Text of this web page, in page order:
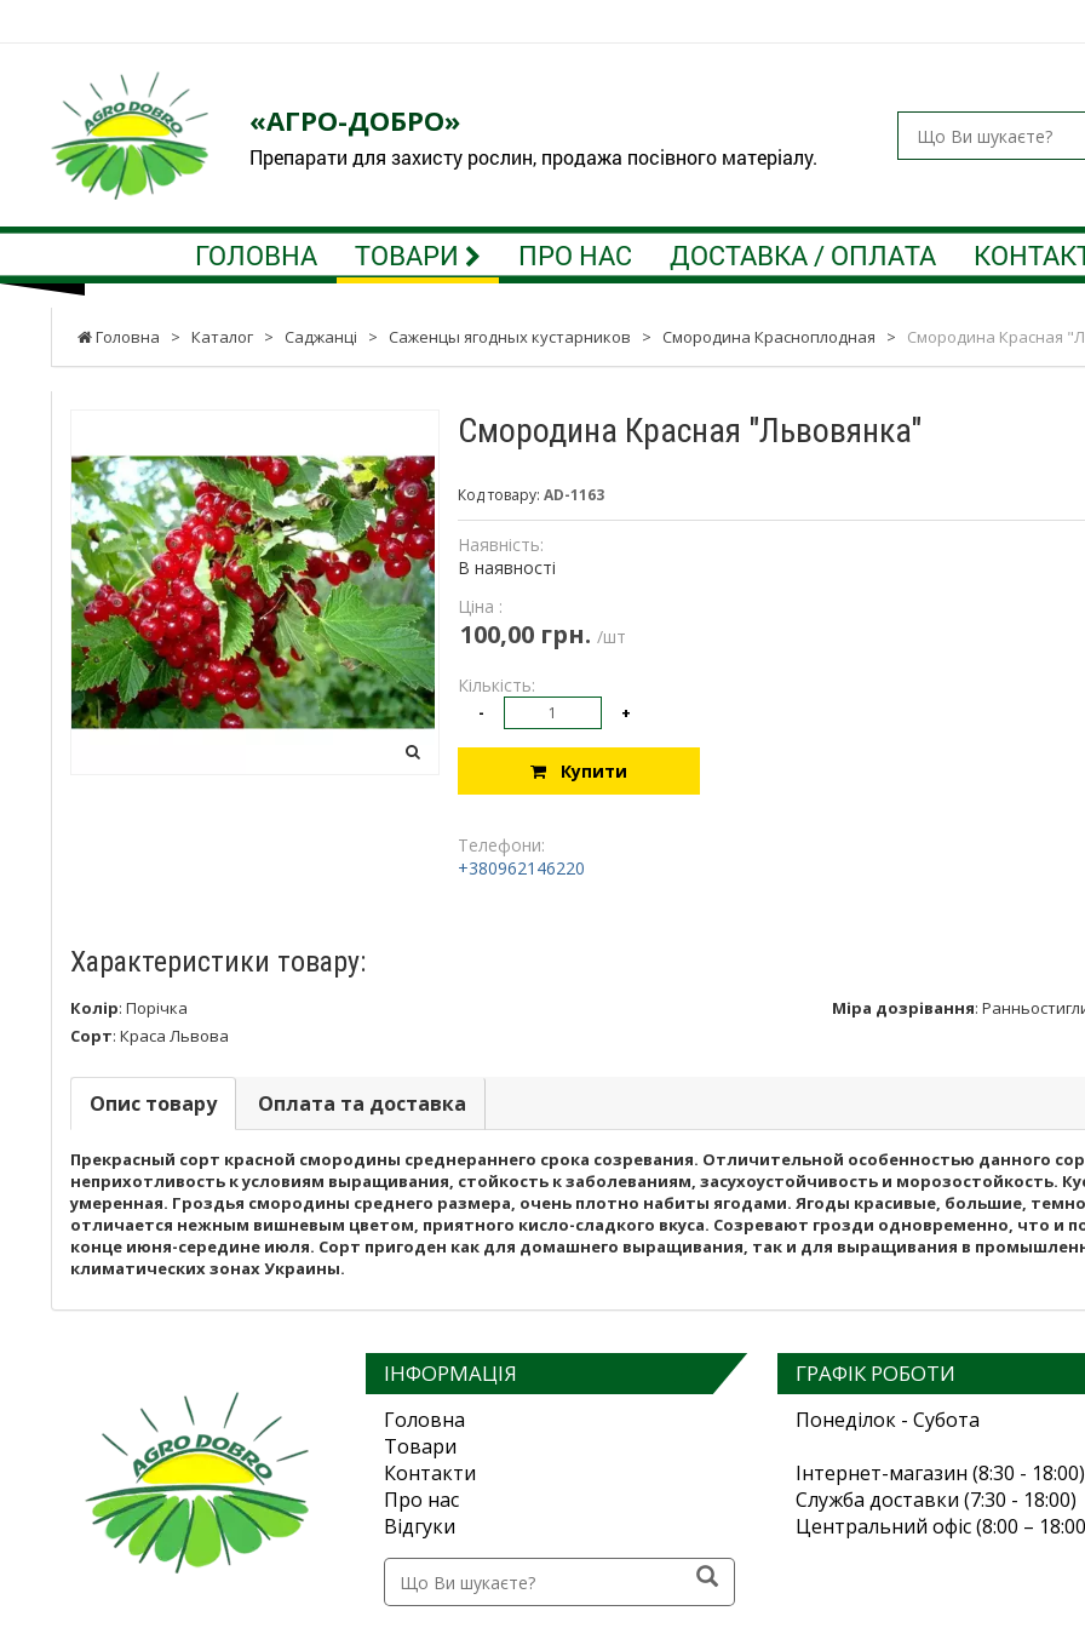
«АГРО-ДОБРО»
Препарати для захисту рослин, продажа посівного матеріалу.
ГОЛОВНА ТОВАРИ ПРО НАС ДОСТАВКА / ОПЛАТА
Головна > Каталог > Саджанці > Саженцы ягодных кустарников > Смородина Красноплодная > Смородина Красная
Смородина Красная "Львовянка"
Код товару: AD-1163
Наявність:
В наявності
Ціна :
100,00 грн. /шт
Кількість:
- +
Купити
Телефони:
+380962146220
Характеристики товару:
Колір: Порічка Міра дозрівання:
Сорт: Краса Львова
Опис товару Оплата та доставка
Прекрасный сорт красной смородины среднераннего срока созревания. Отличительной особенностью данного
неприхотливость к условиям выращивания, стойкость к заболеваниям, засухоустойчивость и морозостойкость.
умеренная. Гроздья смородины среднего размера, очень плотно набиты ягодами. Ягоды красивые, большие,
отличается нежным вишневым цветом, приятного кисло-сладкого вкуса. Созревают грозди одновременно, что и
конце июня-середине июля. Сорт пригоден как для домашнего выращивания, так и для выращивания в
климатических зонах Украины.
ІНФОРМАЦІЯ
Головна
Товари
Контакти
Про нас
Відгуки
ГРАФІК РОБОТИ
Понеділок - Субота
Інтернет-магазин (8:30 - 18:00)
Служба доставки (7:30 - 18:00)
Центральний офіс (8:00 –